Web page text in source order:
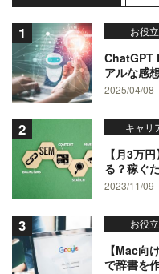
お役
ChatGPT
アルな感
2025/04/08
キャリ
【月3万
る？稼ぐ
2023/11/09
お役
【Mac向
で辞書を